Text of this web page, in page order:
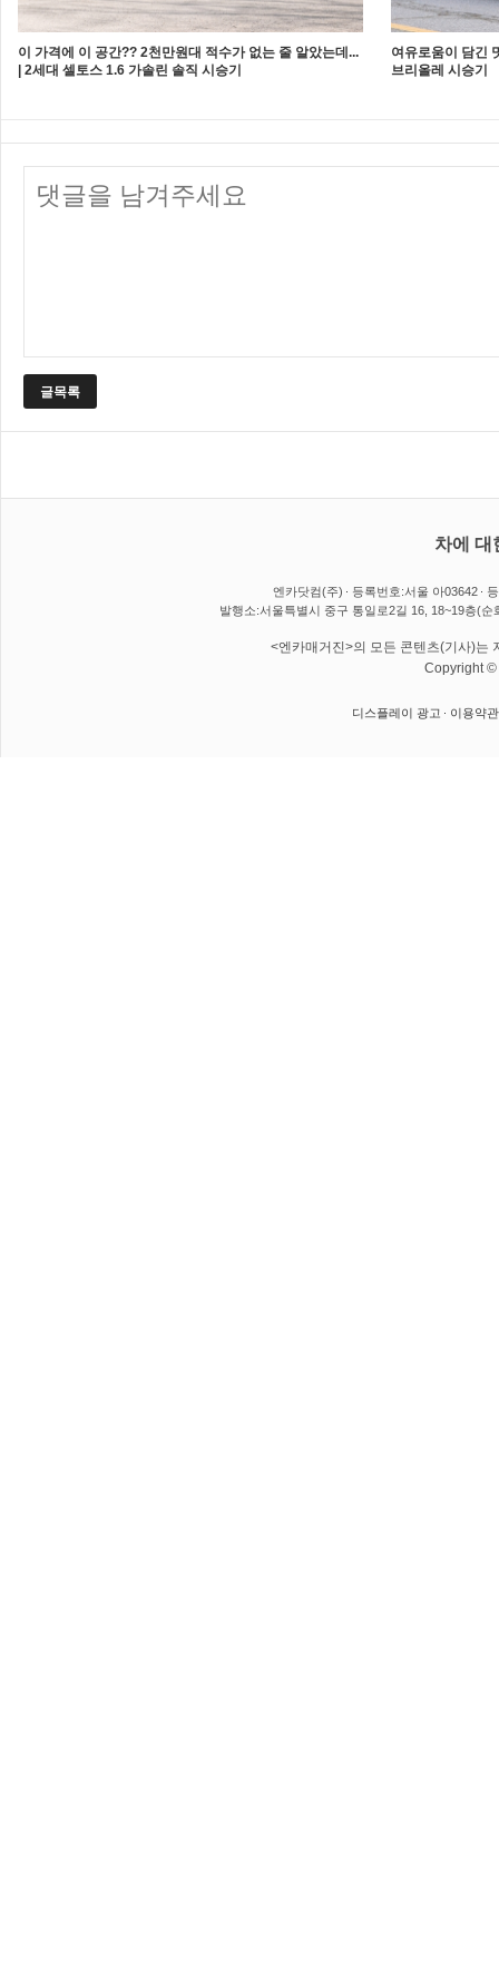
이 가격에 이 공간?? 2천만원대 적수가 없는 줄 알았는데...
| 2세대 셀토스 1.6 가솔린 솔직 시승기
여유로움이 담긴
브리올레 시승기
글목록
차에 대
엔카닷컴(주) 등록번호:서울 아03642
발행소:서울특별시 중구 통일로2길 16, 18~19층(순
<엔카매거진>의 모든 콘텐츠(기사)는
Copyright ©
디스플레이 광고 이용약관